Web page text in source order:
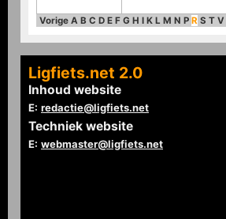
Vorige A B C D E F G H I K L M N P R S T V
Ligfiets.net 2.0
Inhoud website
E: redactie@ligfiets.net
Techniek website
E: webmaster@ligfiets.net